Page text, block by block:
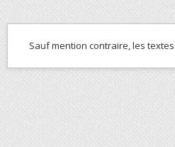
Sauf mention contraire, les